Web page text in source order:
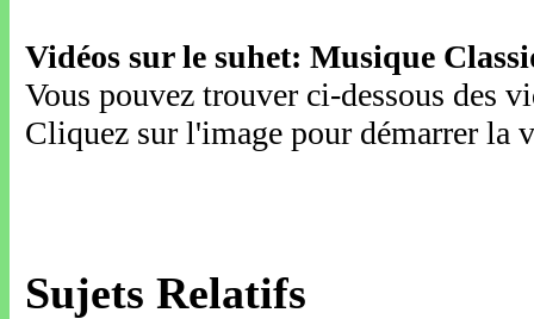
Vidéos sur le suhet: Musique
Vous pouvez trouver ci-dessous des
Cliquez sur l'image pour démarrer la
Sujets Relatifs